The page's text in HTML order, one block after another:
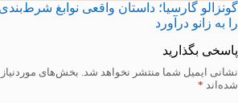
گونزالو گارسیا؛ داستان واقعی نوابغ
را به زانو درآورد
پاسخی بگذارید
نشانی ایمیل شما منتشر نخواهد شد. بخش‌های
شده‌اند *